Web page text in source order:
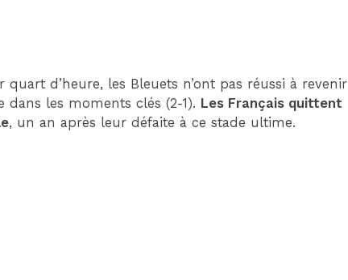
d’heure, les Bleuets n’ont pas réussi à revenir
dans les moments clés (2-1). Les Français quittent
, un an après leur défaite à ce stade ultime.